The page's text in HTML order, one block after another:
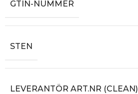
GTIN-NUMMER
STEN
LEVERANTÖR ART.NR (CLEAN)